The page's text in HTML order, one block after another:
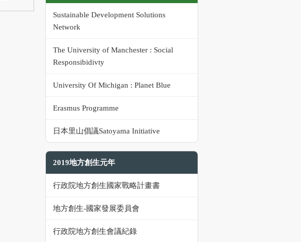
Sustainable Development Solutions
Network
The University of Manchester : Social
Responsibidivty
University Of Michigan : Planet Blue
Erasmus Programme
日本里山倡議Satoyama Initiative
2019地方創生元年
行政院地方創生國家戰略計畫書
地方創生-國家發展委員會
行政院地方創生會議紀錄